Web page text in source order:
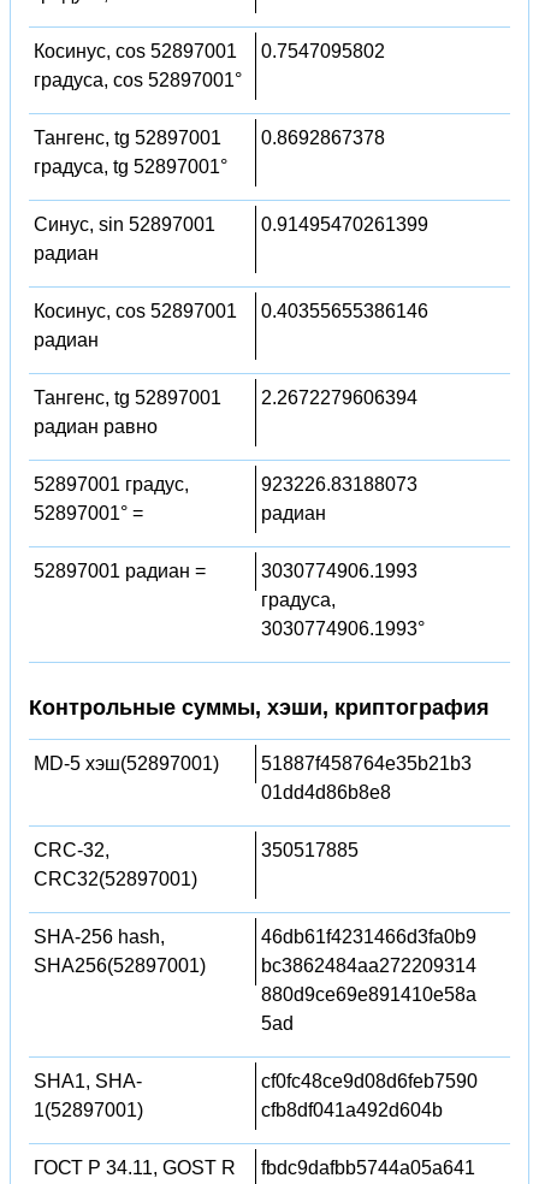
Косинус, cos 52897001
градуса, cos 52897001°
0.7547095802
Тангенс, tg 52897001
градуса, tg 52897001°
0.8692867378
Синус, sin 52897001
радиан
0.91495470261399
Косинус, cos 52897001
радиан
0.40355655386146
Тангенс, tg 52897001
радиан равно
2.2672279606394
52897001 градус,
52897001° =
923226.83188073
радиан
52897001 радиан =
3030774906.1993
градуса,
3030774906.1993°
Контрольные суммы, хэши, криптография
MD-5 хэш(52897001)
51887f458764e35b21b3
01dd4d86b8e8
CRC-32,
CRC32(52897001)
350517885
SHA-256 hash,
SHA256(52897001)
46db61f4231466d3fa0b9
bc3862484aa272209314
880d9ce69e891410e58a
5ad
SHA1, SHA-
1(52897001)
cf0fc48ce9d08d6feb7590
cfb8df041a492d604b
ГОСТ Р 34.11, GOST R
fbdc9dafbb5744a05a641